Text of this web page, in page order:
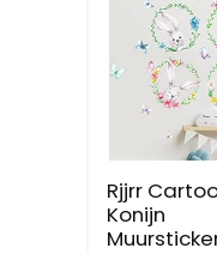
Rjjrr
Konijn